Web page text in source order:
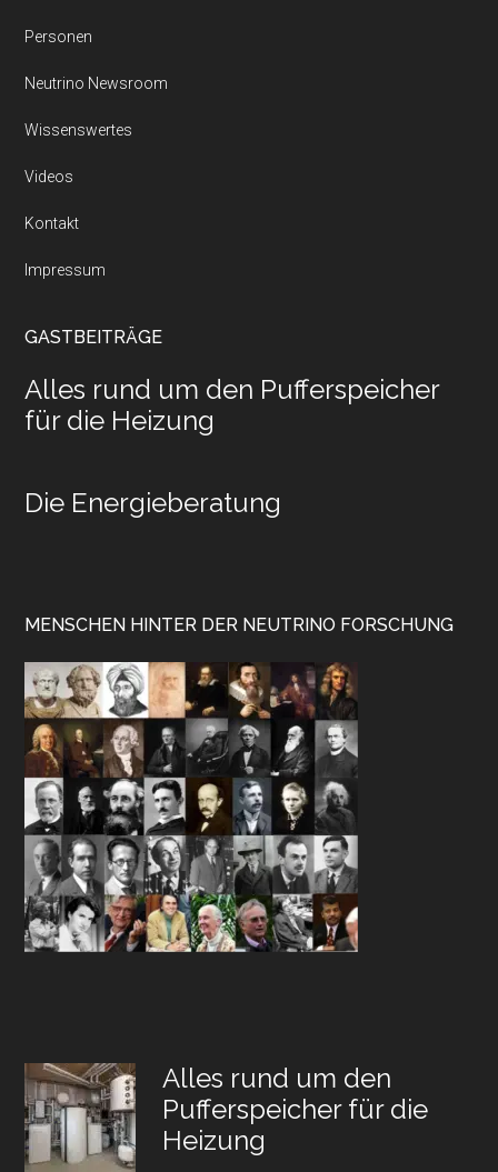
Personen
Neutrino Newsroom
Wissenswertes
Videos
Kontakt
Impressum
GASTBEITRÄGE
Alles rund um den Pufferspeicher
für die Heizung
Die Energieberatung
MENSCHEN HINTER DER NEUTRINO FORSCHUNG
Alles rund um den
Pufferspeicher für die
Heizung